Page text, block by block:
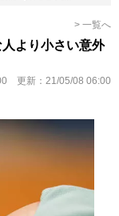
> 一覧へ
より小さい意外
更新： 21/05/08 06:00